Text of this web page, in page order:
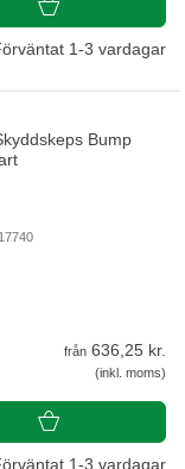
1-3 vardagar
Bump
från 636,25 kr.
(inkl. moms)
1-3 vardagar